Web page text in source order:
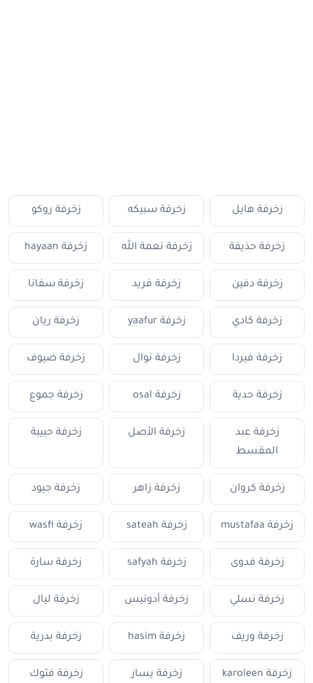
زخرفة هايل زخرفة سبيكه زخرفة روكو
زخرفة حذيفة زخرفة نعمة الله زخرفة hayaan
زخرفة دفين زخرفة فريد زخرفة سفانا
زخرفة كادي زخرفة yaafur زخرفة ريان
زخرفة فيردا زخرفة نوال زخرفة ضيوف
زخرفة حدية زخرفة osal زخرفة جموع
زخرفة عبد
المقسط
زخرفة الأصل زخرفة حبيبة
زخرفة كروان زخرفة زاهر زخرفة جيود
زخرفة mustafaa زخرفة sateah زخرفة wasfi
زخرفة فدوى زخرفة safyah زخرفة سارة
زخرفة نسلي زخرفة أدونيس زخرفة ليال
زخرفة وريف زخرفة hasim زخرفة بدرية
زخرفة karoleen زخرفة يسار زخرفة فتوك